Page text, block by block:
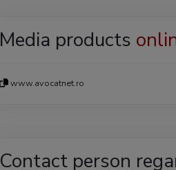
Media products
www.avocatnet.ro
Contact person